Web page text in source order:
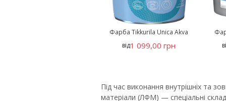
Фарба Tikkurila Unica Akva
від1 099,00 грн
Під час виконання внутрішніх та
матеріали (ЛФМ) — спеціальні